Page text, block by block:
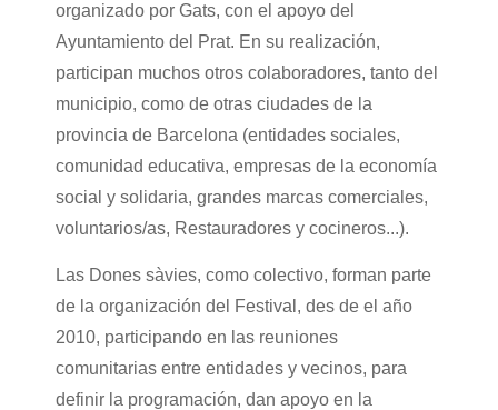
organizado por Gats, con el apoyo del
Ayuntamiento del Prat. En su realización,
participan muchos otros colaboradores, tanto del
municipio, como de otras ciudades de la
provincia de Barcelona (entidades sociales,
comunidad educativa, empresas de la economía
social y solidaria, grandes marcas comerciales,
voluntarios/as, Restauradores y cocineros...).
Las Dones sàvies, como colectivo, forman parte
de la organización del Festival, des de el año
2010, participando en las reuniones
comunitarias entre entidades y vecinos, para
definir la programación, dan apoyo en la